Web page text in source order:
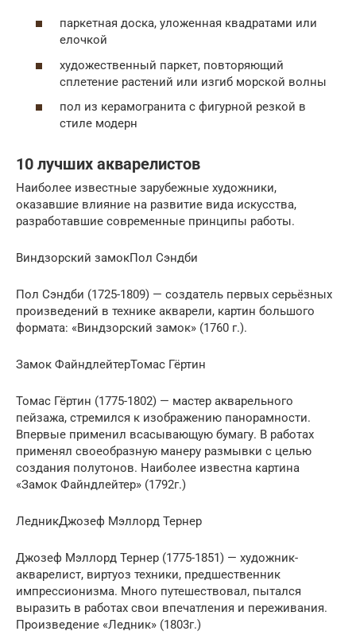
паркетная доска, уложенная квадратами или
елочкой
художественный паркет, повторяющий
сплетение растений или изгиб морской волны
пол из керамогранита с фигурной резкой в
стиле модерн
10 лучших акварелистов
Наиболее известные зарубежные художники,
оказавшие влияние на развитие вида искусства,
разработавшие современные принципы работы.
Виндзорский замокПол Сэндби
Пол Сэндби (1725-1809) — создатель первых серьёзных
произведений в технике акварели, картин большого
формата: «Виндзорский замок» (1760 г.).
Замок ФайндлейтерТомас Гёртин
Томас Гёртин (1775-1802) — мастер акварельного
пейзажа, стремился к изображению панорамности.
Впервые применил всасывающую бумагу. В работах
применял своеобразную манеру размывки с целью
создания полутонов. Наиболее известна картина
«Замок Файндлейтер» (1792г.)
ЛедникДжозеф Мэллорд Тернер
Джозеф Мэллорд Тернер (1775-1851) — художник-
акварелист, виртуоз техники, предшественник
импрессионизма. Много путешествовал, пытался
выразить в работах свои впечатления и переживания.
Произведение «Ледник» (1803г.)